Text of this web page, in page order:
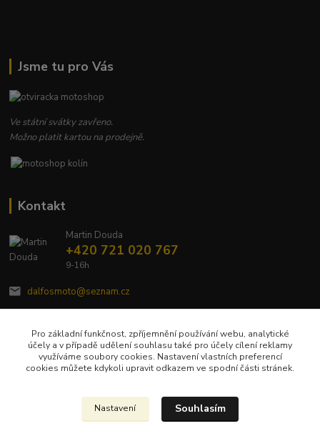
Jsme tu pro Vás
Ve státní svátky zavřeno.
Možno platit kartou na prodejně.
Kontakt
Martin Douda
+420 721 020 767
9-16h
dalfosmoto@seznam.cz
Pro základní funkčnost, zpříjemnění používání webu, analytické
účely a v případě udělení souhlasu také pro účely cílení reklamy
využíváme soubory cookies. Nastavení vlastních preferencí
cookies můžete kdykoli upravit odkazem ve spodní části stránek.
Nastavení Souhlasím